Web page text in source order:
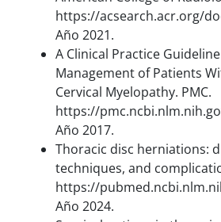
https://acsearch.acr.org/
Año 2021.
A Clinical Practice
Management of Patients
Cervical Myelopathy. PMC.
https://
Año 2017.
Thoracic disc herniations:
techniques, and
https://
Año 2024.